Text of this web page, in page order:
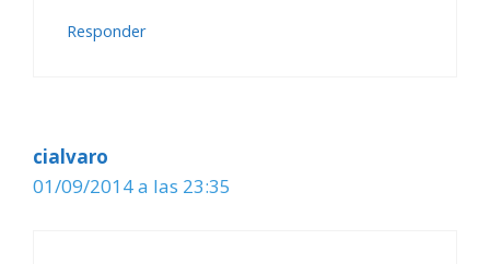
Responder
cialvaro
01/09/2014 a las 23:35